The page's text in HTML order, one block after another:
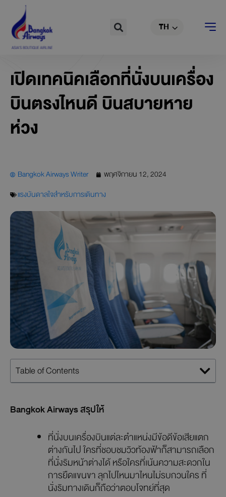
content
Search TH
CN
เปิดเทคนิคเลือกที่นั่งบนเครื่อง
บินตรงไหนดี บินสบายหาย
ห่วง
Bangkok Airways Writer
พฤศจิกายน 12, 2024
แรงบันดาลใจสำหรับการเดินทาง
Table of Contents
Bangkok Airways สรุปให้
ที่นั่งบนเครื่องบินแต่ละตำแหน่งมีข้อดีข้อเสียแตก
ต่างกันไป ใครที่ชอบชมวิวท้องฟ้าก็สามารถเลือก
ที่นั่่งริมหน้าต่างได้ หรือใครที่เน้นความสะดวกใน
การยืดแขนขา ลุกไปไหนมาไหนไม่รบกวนใคร ที่
นั่งริมทางเดินก็ถือว่าตอบโจทย์ที่สุด